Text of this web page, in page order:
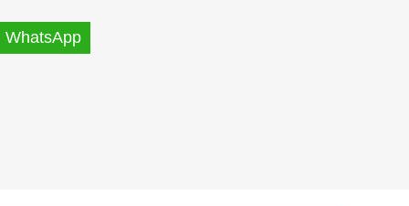
WhatsApp